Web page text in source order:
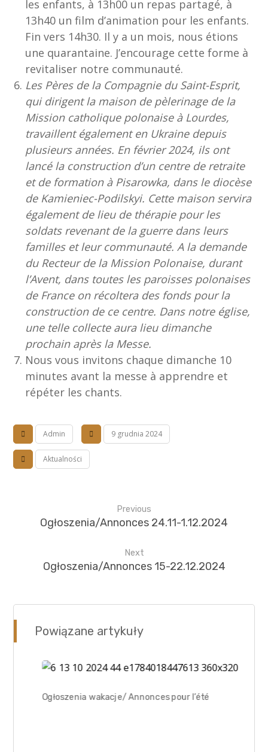
les enfants, à 13h00 un repas partagé, à
13h40 un film d’animation pour les enfants.
Fin vers 14h30. Il y a un mois, nous étions
une quarantaine. J’encourage cette forme à
revitaliser notre communauté.
Les Pères de la Compagnie du Saint-Esprit,
qui dirigent la maison de pèlerinage de la
Mission catholique polonaise à Lourdes,
travaillent également en Ukraine depuis
plusieurs années. En février 2024, ils ont
lancé la construction d’un centre de retraite
et de formation à Pisarowka, dans le diocèse
de Kamieniec-Podilskyi. Cette maison servira
également de lieu de thérapie pour les
soldats revenant de la guerre dans leurs
familles et leur communauté. A la demande
du Recteur de la Mission Polonaise, durant
l’Avent, dans toutes les paroisses polonaises
de France on récoltera des fonds pour la
construction de ce centre. Dans notre église,
une telle collecte aura lieu dimanche
prochain après la Messe.
Nous vous invitons chaque dimanche 10
minutes avant la messe à apprendre et
répéter les chants.
Admin 9 grudnia 2024
Aktualności
Previous
Ogłoszenia/Annonces 24.11-1.12.2024
Next
Ogłoszenia/Annonces 15-22.12.2024
Powiązane artykuły
Ogłoszenia wakacje/ Annonces pour l’été